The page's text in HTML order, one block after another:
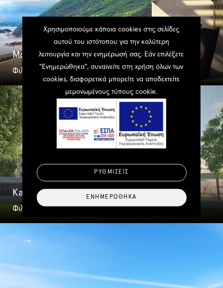
Moving Cubes
Φιλοξενία
Kalamata Palace
Φιλοξενία
Χρησιμοποιούμε κάποια cookies στις σελίδες
αυτού του ιστότοπου για την καλύτερη
λειτουργία και την ενημέρωσή σας. Εάν επιλέξετε
"Ενημερώθηκα", συναινείτε στη χρήση όλων των
cookies, διαφορετικά μπορείτε να αποδεχτείτε
μεμονωμένους τύπους cookie.
ΡΥΘΜΊΣΕΙΣ
ΕΝΗΜΕΡΏΘΗΚΑ